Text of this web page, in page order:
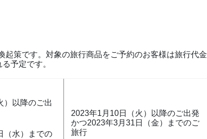
起策です。対象の旅行商品をご予約のお客様は旅行代金
予定です。
）以降のご出
（水）までの
2023年1月10日（火）以降のご出発
かつ2023年3月31日（金）までのご
旅行